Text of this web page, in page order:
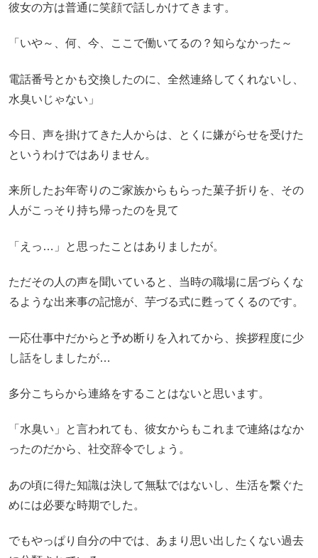
彼女の方は普通に笑顔で話しかけてきます。
「いや～、何、今、ここで働いてるの？知らなかった～
電話番号とかも交換したのに、全然連絡してくれないし、
水臭いじゃない」
今日、声を掛けてきた人からは、とくに嫌がらせを受けた
というわけではありません。
来所したお年寄りのご家族からもらった菓子折りを、その
人がこっそり持ち帰ったのを見て
「えっ…」と思ったことはありましたが。
ただその人の声を聞いていると、当時の職場に居づらくな
るような出来事の記憶が、芋づる式に甦ってくるのです。
一応仕事中だからと予め断りを入れてから、挨拶程度に少
し話をしましたが…
多分こちらから連絡をすることはないと思います。
「水臭い」と言われても、彼女からもこれまで連絡はなか
ったのだから、社交辞令でしょう。
あの頃に得た知識は決して無駄ではないし、生活を繋ぐた
めには必要な時期でした。
でもやっぱり自分の中では、あまり思い出したくない過去